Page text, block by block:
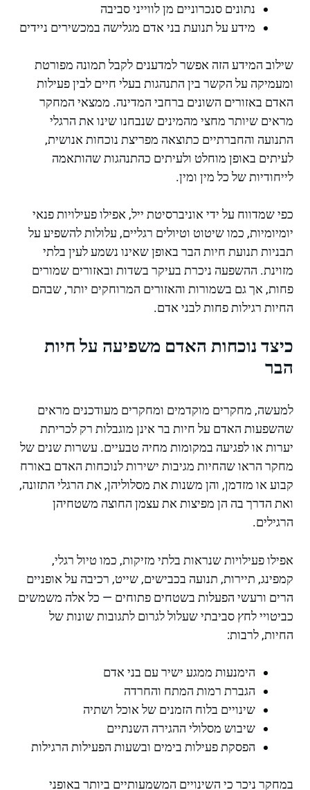
נתונים סנכרוניים מן לווייני סביבה
מידע על תנועת בני אדם מגלישה במכשירים ניידים
שילוב המידע הזה אפשר למדענים לקבל תמונה מפורטת
ומעמיקה על הקשר בין התנהגות בעלי חיים לבין פעילות
האדם באזורים השונים ברחבי המדינה. ממצאי המחקר
מראים שיותר מחצי מהמינים שנבחנו שינו את הרגלי
התנועה והחברתיים כתוצאה מפריצת נוכחות אנושית,
לעיתים באופן מוחלט ולעיתים כהתנהגות שהותאמה
לייחודיות של כל מין ומין.
כפי שמדווח על ידי אוניברסיטת ייל, אפילו פעילויות פנאי
יומיומיות, כמו שיטוט וטיולים רגליים, עלולות להשפיע על
תבניות תנועת חיות הבר באופן שאינו נשמע לעין בלתי
מזוינת. ההשפעה ניכרת בעיקר בשדות ובאזורים שמורים
פחות, אך גם בשמורות והאזורים המרוחקים יותר, שבהם
החיות רגילות פחות לבני אדם.
כיצד נוכחות האדם משפיעה על חיות
הבר
למעשה, מחקרים מוקדמים ומחקרים מעודכנים מראים
שהשפעות האדם על חיות בר אינן מוגבלות רק לכריתת
יערות או לפגיעה במקומות מחיה טבעיים. עשרות שנים של
מחקר הראו שהחיות מגיבות ישירות לנוכחות האדם באורח
קבוע או מזדמן, והן משנות את מסלוליהן, את הרגלי התזונה,
ואת הדרך בה הן מפיצות את עצמן החוצה משטחיהן
הרגילים.
אפילו פעילויות שנראות בלתי מזיקות, כמו טיול רגלי,
קמפינג, תיירות, תנועה בכבישים, שייט, רכיבה על אופניים
הרים ורעשי הפעלות בשטחים פתוחים — כל אלה משמשים
כביטויי לחץ סביבתי שעלול לגרום לתגובות שונות של
החיות, לרבות:
הימנעות ממגע ישיר עם בני אדם
הגברת רמות המתח והחרדה
שינויים בלוח הזמנים של אוכל ושתיה
שיבוש מסלולי ההגירה השנתיים
הפסקת פעילות בימים ובשעות הפעילות הרגילות
במחקר ניכר כי השינויים המשמעותיים ביותר באופני